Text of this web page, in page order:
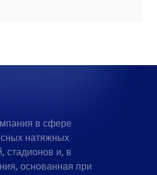
в сфере
натяжных
стадионов и, в
основанная при